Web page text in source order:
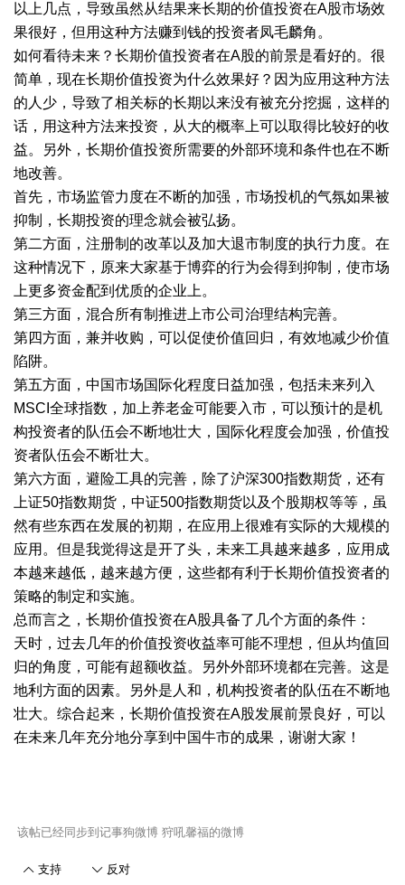
以上几点，导致虽然从结果来长期的价值投资在A股市场效
果很好，但用这种方法赚到钱的投资者凤毛麟角。
如何看待未来？长期价值投资者在A股的前景是看好的。很
简单，现在长期价值投资为什么效果好？因为应用这种方法
的人少，导致了相关标的长期以来没有被充分挖掘，这样的
话，用这种方法来投资，从大的概率上可以取得比较好的收
益。另外，长期价值投资所需要的外部环境和条件也在不断
地改善。
首先，市场监管力度在不断的加强，市场投机的气氛如果被
抑制，长期投资的理念就会被弘扬。
第二方面，注册制的改革以及加大退市制度的执行力度。在
这种情况下，原来大家基于博弈的行为会得到抑制，使市场
上更多资金配到优质的企业上。
第三方面，混合所有制推进上市公司治理结构完善。
第四方面，兼并收购，可以促使价值回归，有效地减少价值
陷阱。
第五方面，中国市场国际化程度日益加强，包括未来列入
MSCI全球指数，加上养老金可能要入市，可以预计的是机
构投资者的队伍会不断地壮大，国际化程度会加强，价值投
资者队伍会不断壮大。
第六方面，避险工具的完善，除了沪深300指数期货，还有
上证50指数期货，中证500指数期货以及个股期权等等，虽
然有些东西在发展的初期，在应用上很难有实际的大规模的
应用。但是我觉得这是开了头，未来工具越来越多，应用成
本越来越低，越来越方便，这些都有利于长期价值投资者的
策略的制定和实施。
总而言之，长期价值投资在A股具备了几个方面的条件：
天时，过去几年的价值投资收益率可能不理想，但从均值回
归的角度，可能有超额收益。另外外部环境都在完善。这是
地利方面的因素。另外是人和，机构投资者的队伍在不断地
壮大。综合起来，长期价值投资在A股发展前景良好，可以
在未来几年充分地分享到中国牛市的成果，谢谢大家！
该帖已经同步到记事狗微博 狩吼馨福的微博
支持 反对